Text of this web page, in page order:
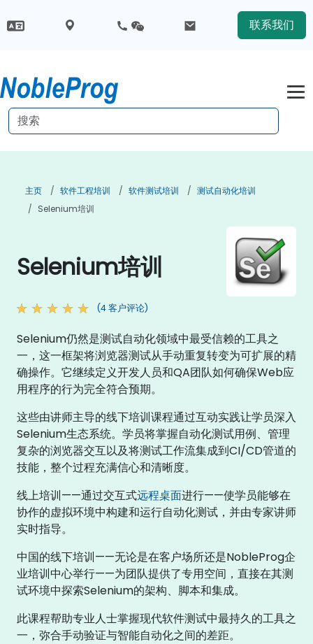
联系我们
主页 软件工程培训 软件测试培训
测试自动化培训
Selenium培训
Selenium培训
(4 客户评论)
Selenium仍然是测试自动化领域中最受信赖的工具之
一，这一框架将浏览器测试从手动重复转变为可扩展的精
确操作。它继续定义开发人员和QA团队如何确保Web应
用程序的行为完全符合预期。
这些由讲师主导的线下培训课程通过互动实践让学员深入
Selenium生态系统。学员将掌握自动化测试用例、管理
复杂的浏览器交互以及将测试工作流集成到CI/CD管道的
技能，整个过程充满信心和清晰度。
线上培训——通过交互式远程桌面进行——使学员能够在
协作的虚拟环境中构建和运行自动化测试，并由专家讲师
实时指导。
中国的线下培训——无论是在客户场所还是NobleProg企
业培训中心举行——为团队提供了专用空间，直接在其测
试环境中探索Selenium的架构、脚本和集成。
此课程帮助专业人士掌握现代软件测试中最持久的工具之
一，弥合手动验证与智能自动化之间的差距。